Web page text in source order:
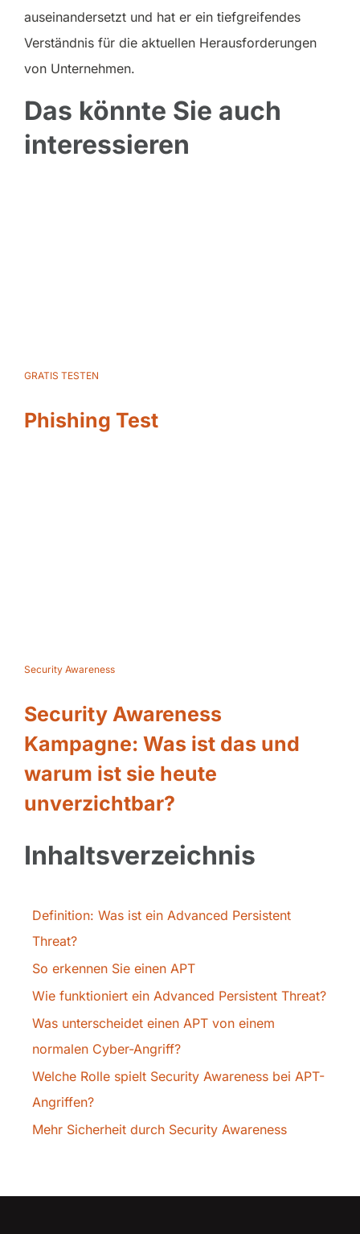
auseinandersetzt und hat er ein tiefgreifendes
Verständnis für die aktuellen Herausforderungen
von Unternehmen.
Das könnte Sie auch
interessieren
GRATIS TESTEN
Phishing Test
Security Awareness
Security Awareness
Kampagne: Was ist das und
warum ist sie heute
unverzichtbar?
Inhaltsverzeichnis
Definition: Was ist ein Advanced Persistent
Threat?
So erkennen Sie einen APT
Wie funktioniert ein Advanced Persistent Threat?
Was unterscheidet einen APT von einem
normalen Cyber-Angriff?
Welche Rolle spielt Security Awareness bei APT-
Angriffen?
Mehr Sicherheit durch Security Awareness